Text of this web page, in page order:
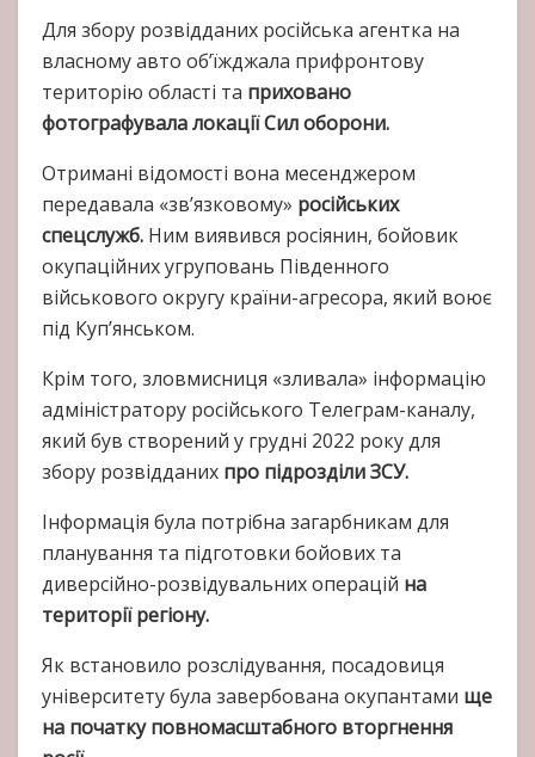
Для збору розвідданих російська агентка на
власному авто об’їжджала прифронтову
територію області та приховано
фотографувала локації Сил оборони.
Отримані відомості вона месенджером
передавала «зв’язковому» російських
спецслужб. Ним виявився росіянин, бойовик
окупаційних угруповань Південного
військового округу країни-агресора, який воює
під Куп’янськом.
Крім того, зловмисниця «зливала» інформацію
адміністратору російського Телеграм-каналу,
який був створений у грудні 2022 року для
збору розвідданих про підрозділи ЗСУ.
Інформація була потрібна загарбникам для
планування та підготовки бойових та
диверсійно-розвідувальних операцій на
території регіону.
Як встановило розслідування, посадовиця
університету була завербована окупантами ще
на початку повномасштабного вторгнення